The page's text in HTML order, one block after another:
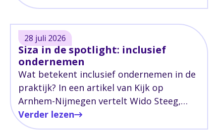
kennis en passie iedere dag in op de
Siza in de spotlight: inclusief
ondernemen
28 juli 2026
Wat betekent inclusief ondernemen in de
praktijk? In een artikel van Kijk op
Arnhem-Nijmegen vertelt Wido Steeg,
manager Werk en Activering, hoe Siza hier
iedere dag aan werkt.
Verder lezen